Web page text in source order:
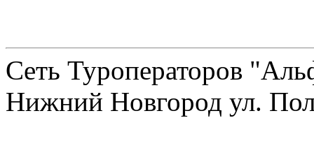
Сеть Туроператоров
Нижний Новгород ул.